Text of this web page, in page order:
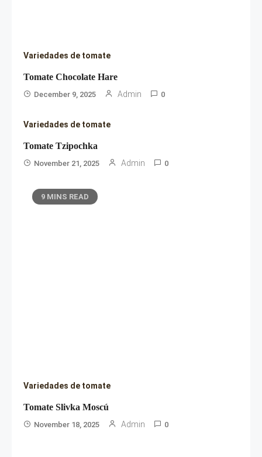
Variedades de tomate
Tomate Chocolate Hare
December 9, 2025 Admin 0
Variedades de tomate
Tomate Tzipochka
November 21, 2025 Admin 0
9 MINS READ
Variedades de tomate
Tomate Slivka Moscú
November 18, 2025 Admin 0